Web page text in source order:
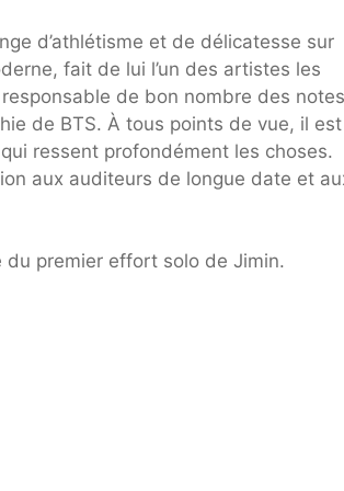
d’athlétisme et de délicatesse sur
fait de lui l’un des artistes les
de bon nombre des notes
de BTS. À tous points de vue, il est
ressent profondément les choses.
aux auditeurs de longue date et
premier effort solo de Jimin.